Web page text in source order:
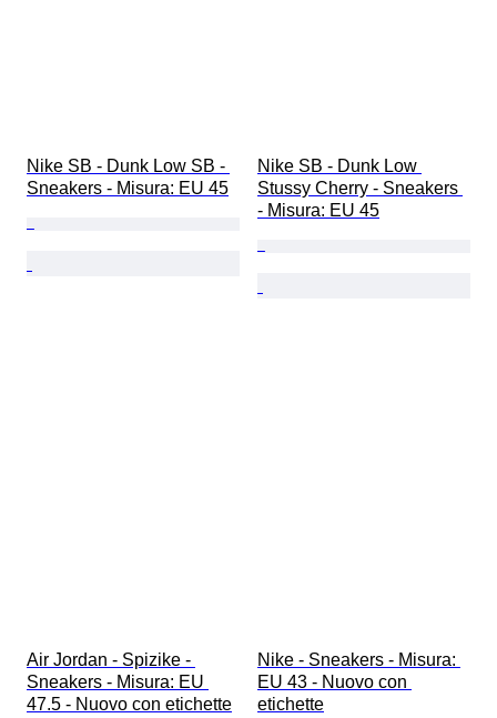
Nike SB - Dunk Low SB -
Sneakers - Misura: EU 45
Nike SB - Dunk Low
Stussy Cherry - Sneakers
- Misura: EU 45
Air Jordan - Spizike -
Sneakers - Misura: EU
47.5 - Nuovo con etichette
Nike - Sneakers - Misura:
EU 43 - Nuovo con
etichette